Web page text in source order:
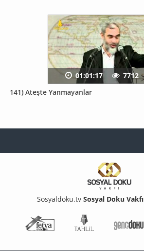
141) Ateşte Yanmayanlar
01:01:17 7712
Sosyaldoku.tv Sosyal Doku Vakfı
Fetva Meclisi